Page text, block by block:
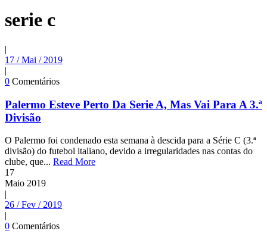
serie c
|
17 / Mai / 2019
|
0 Comentários
Palermo Esteve Perto Da Serie A, Mas Vai Para A 3.ª
Divisão
O Palermo foi condenado esta semana à descida para a Série C (3.ª
divisão) do futebol italiano, devido a irregularidades nas contas do
clube, que... Read More
17
Maio 2019
|
26 / Fev / 2019
|
0 Comentários